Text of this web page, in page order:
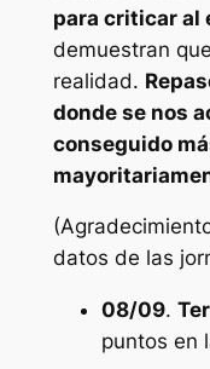
para criticar al
demuestran
realidad.
donde se nos
conseguido
datos de las
08/09.
puntos en